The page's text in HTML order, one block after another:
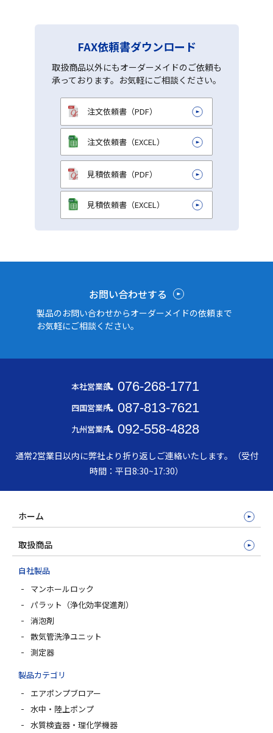
FAX依頼書ダウンロード
取扱商品以外にもオーダーメイドのご依頼も
承っております。お気軽にご相談ください。
注文依頼書（PDF）
注文依頼書（EXCEL）
見積依頼書（PDF）
見積依頼書（EXCEL）
お問い合わせする
製品のお問い合わせからオーダーメイドの依頼まで
お気軽にご相談ください。
本社営業部 076-268-1771
四国営業所 087-813-7621
九州営業所 092-558-4828
通常2営業日以内に弊社より折り返しご連絡いたします。（受付
時間：平日8:30~17:30）
ホーム
取扱商品
自社製品
マンホールロック
パラット（浄化効率促進剤）
消泡剤
散気管洗浄ユニット
測定器
製品カテゴリ
エアポンプブロアー
水中・陸上ポンプ
水質検査器・理化学機器